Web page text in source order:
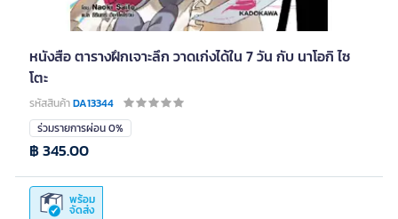
หนังสือ ตารางฝึกเจาะลึก วาดเก่งได้ใน 7 วัน กับ นาโอกิ ไซ
โตะ
รหัสสินค้าDA13344
ร่วมรายการผ่อน 0%
พร้อม
จัดส่ง
฿ 345.00